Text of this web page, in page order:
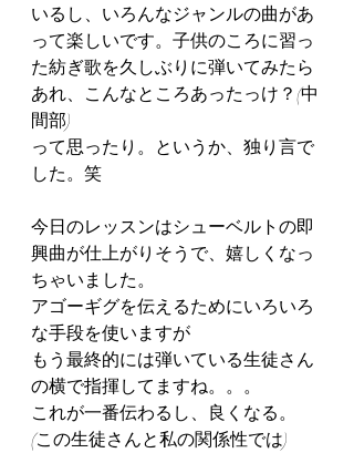
いるし、いろんなジャンルの曲があ
って楽しいです。子供のころに習っ
た紡ぎ歌を久しぶりに弾いてみたら
あれ、こんなところあったっけ？(中
間部)
って思ったり。というか、独り言で
した。笑
今日のレッスンはシューベルトの即
興曲が仕上がりそうで、嬉しくなっ
ちゃいました。
アゴーギグを伝えるためにいろいろ
な手段を使いますが
もう最終的には弾いている生徒さん
の横で指揮してますね。。。
これが一番伝わるし、良くなる。
(この生徒さんと私の関係性では)